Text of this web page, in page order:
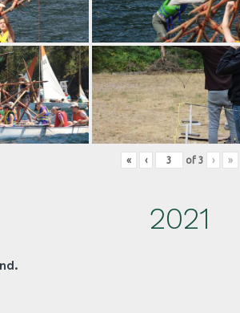
« ‹ of 3 › »
2021